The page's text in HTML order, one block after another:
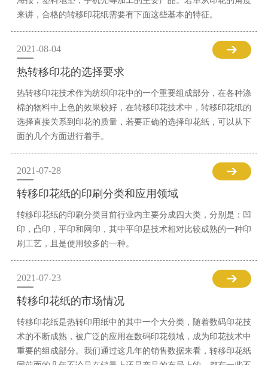
来讲，合格的转移印花纸需要有下面这些基本的特征。
2021-08-04
热转移印花的选择要求
热转移印花技术作为纺织印花中的一个重要组成部分，在各种涤
棉的物料中上色的效果较好，在转移印花技术中，转移印花纸的
选择直接关系到印花的质量，若要正确的选择印花纸，可以从下
面的几个方面进行着手。
2021-07-28
转移印花纸的印刷分类和应用领域
转移印花纸的印刷分类目前行业内主要分成四大类，分别是：凹
印，凸印，平印和网印，其中平印是技术相对比较成熟的一种印
刷工艺，且是使用较多的一种。
2021-07-23
转移印花纸的市场情况
转移印花纸是热转印用纸中的其中一个大分类，随着数码印花技
术的不断成熟，被广泛的应用在数码印花领域，成为印花技术中
重要的组成部分。我们通过这几年的销售数据来看，转移印花纸